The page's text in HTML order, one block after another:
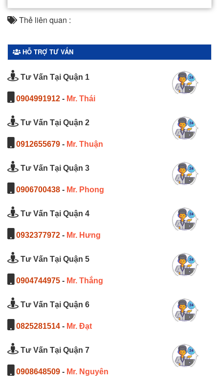
Thẻ liên quan :
HỖ TRỢ TƯ VẤN
Tư Vấn Tại Quận 1
0904991912 - Mr. Thái
Tư Vấn Tại Quận 2
0912655679 - Mr. Thuận
Tư Vấn Tại Quận 3
0906700438 - Mr. Phong
Tư Vấn Tại Quận 4
0932377972 - Mr. Hưng
Tư Vấn Tại Quận 5
0904744975 - Mr. Thắng
Tư Vấn Tại Quận 6
0825281514 - Mr. Đạt
Tư Vấn Tại Quận 7
0908648509 - Mr. Nguyên